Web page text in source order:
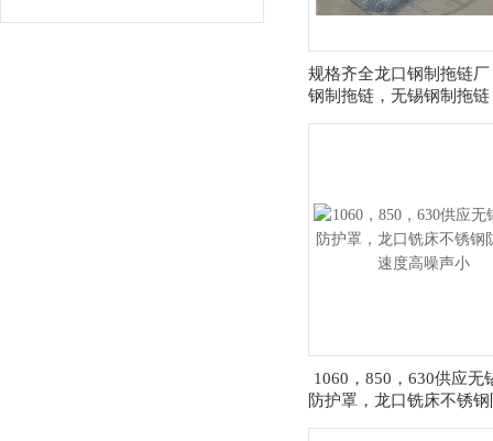
规格齐全龙口钢制拖链
钢制拖链，无锡钢制拖
1060，850，630供应无
防护罩，龙口铣床不锈